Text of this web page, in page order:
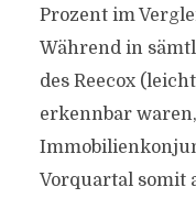
Prozent im
Während in
des Reecox
erkennbar
Vorquartal somit